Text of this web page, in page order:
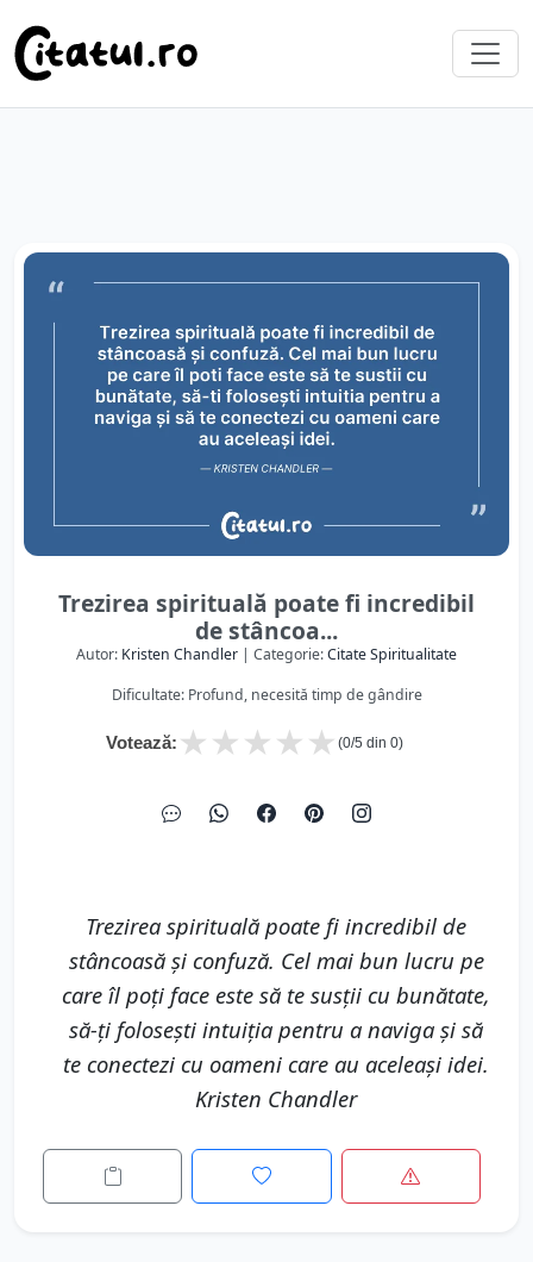
Trezirea spirituală poate fi incredibil
de stâncoa...
Autor: Kristen Chandler | Categorie:Citate Spiritualitate
Dificultate: Profund, necesită timp de gândire
Votează: ★
★
★
★
★ (0/5 din 0)
Trezirea spirituală poate fi incredibil de
stâncoasă și confuză. Cel mai bun lucru pe
care îl poți face este să te susții cu bunătate,
să-ți folosești intuiția pentru a naviga și să
te conectezi cu oameni care au aceleași idei.
Kristen Chandler